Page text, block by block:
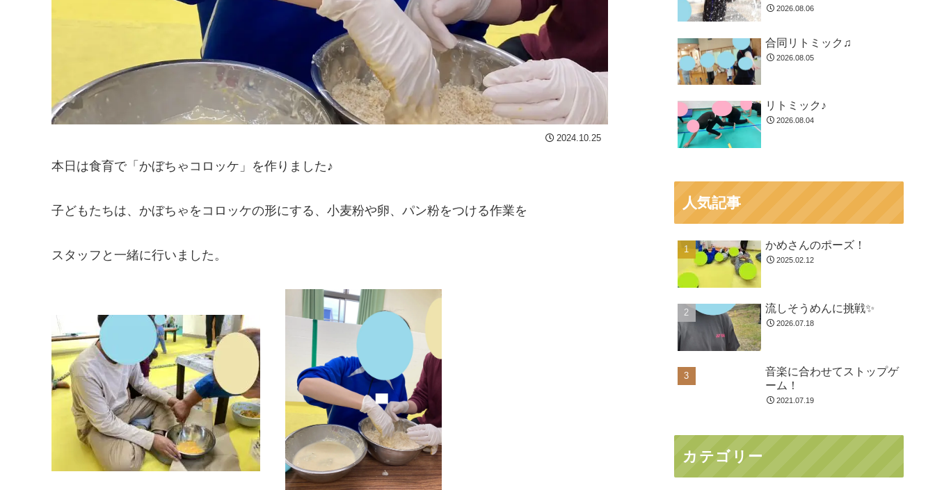
2024.10.25
本日は食育で「かぼちゃコロッケ」を作りました♪
子どもたちは、かぼちゃをコロッケの形にする、小麦粉や卵、パン粉をつける作業を
スタッフと一緒に行いました。
2026.08.06
合同リトミック♫
2026.08.05
リトミック♪
2026.08.04
人気記事
かめさんのポーズ！
2025.02.12
流しそうめんに挑戦✨
2026.07.18
音楽に合わせてストップゲ
ーム！
2021.07.19
カテゴリー